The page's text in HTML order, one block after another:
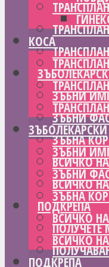
ЗЪБНИ
ЗЪБНИ
ЗЪБНА
ВСИЧКО
ВСИЧКО
ПОДКРЕПА
КОСА
ЗЪБОЛЕКАРСКИ
ЗЪБНИ
ЗЪБНИ
ЗЪБНА
ВСИЧКО
ВСИЧКО
ПОДКРЕПА